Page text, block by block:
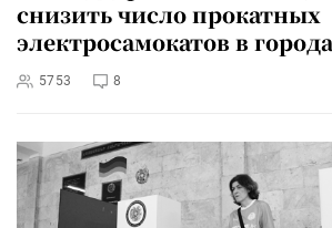
снизить число прокатных
электросамокатов в
5753 8